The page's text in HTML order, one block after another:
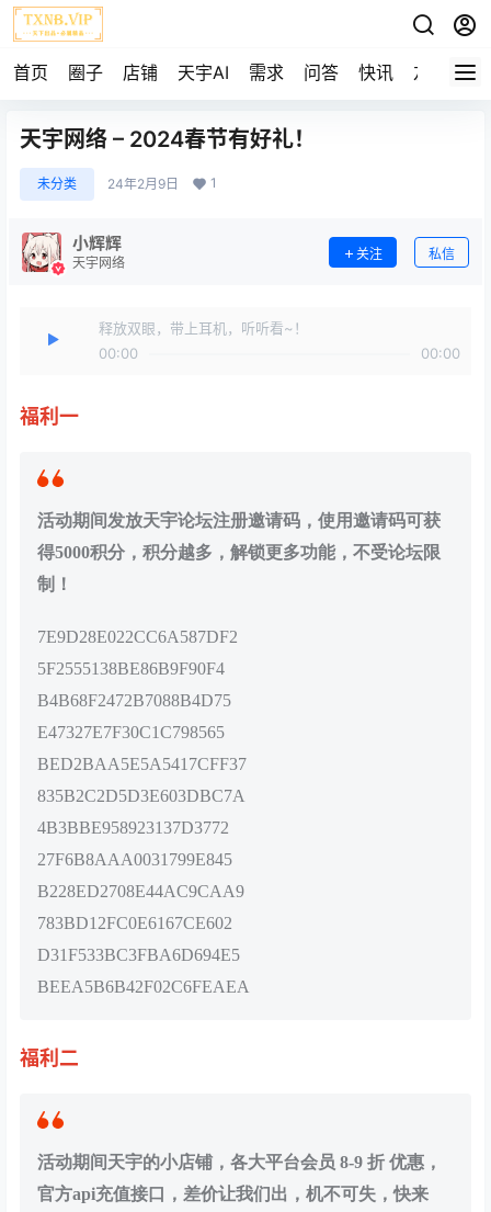
首页 圈子 店铺 天宇AI 需求 问答 快讯 友链
天宇网络 – 2024春节有好礼！
未分类 24年2月9日 1
小辉辉
天宇网络
关注 私信
释放双眼，带上耳机，听听看~！
00:00
00:00
福利一
活动期间发放天宇论坛注册邀请码，使用邀请码可获
得5000积分，积分越多，解锁更多功能，不受论坛限
制！
7E9D28E022CC6A587DF2
5F2555138BE86B9F90F4
B4B68F2472B7088B4D75
E47327E7F30C1C798565
BED2BAA5E5A5417CFF37
835B2C2D5D3E603DBC7A
4B3BBE958923137D3772
27F6B8AAA0031799E845
B228ED2708E44AC9CAA9
783BD12FC0E6167CE602
D31F533BC3FBA6D694E5
BEEA5B6B42F02C6FEAEA
福利二
活动期间天宇的小店铺，各大平台会员 8-9 折 优惠，
官方api充值接口，差价让我们出，机不可失，快来